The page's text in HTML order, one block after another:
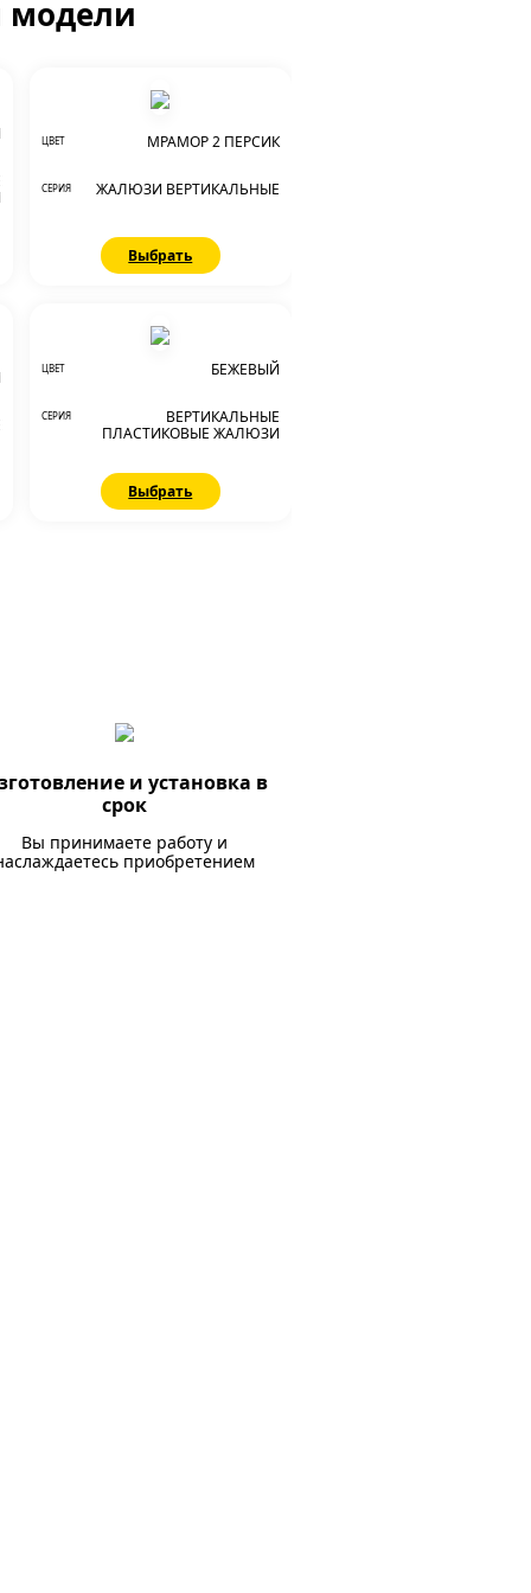
модели
ЦВЕТ МРАМОР 2 ПЕРСИК
СЕРИЯ ЖАЛЮЗИ ВЕРТИКАЛЬНЫЕ
Выбрать
ЦВЕТ БЕЖЕВЫЙ
СЕРИЯ
ВЕРТИКАЛЬНЫЕ
ПЛАСТИКОВЫЕ ЖАЛЮЗИ
Выбрать
и установка в
срок
Вы принимаете работу и
приобретением